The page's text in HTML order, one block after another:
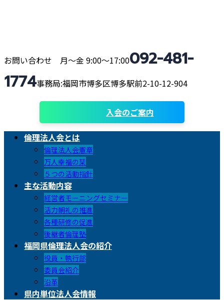
ツ
ス
シ
ン
お問い合わせ 月〜金 9:00〜17:00092-481-
1774事務局:福岡市博多区博多駅前2-10-12-904
入会のご案内
倫理法人会とは
倫理法人会憲章
万人幸福の栞
５つの活動指針
主な活動内容
経営者モーニングセミナー
活力朝礼の推進
各種研修の促進
後継者倫理塾
福岡県倫理法人会の紹介
役員・執行部
委員会紹介
沿革
県内単位法人会情報